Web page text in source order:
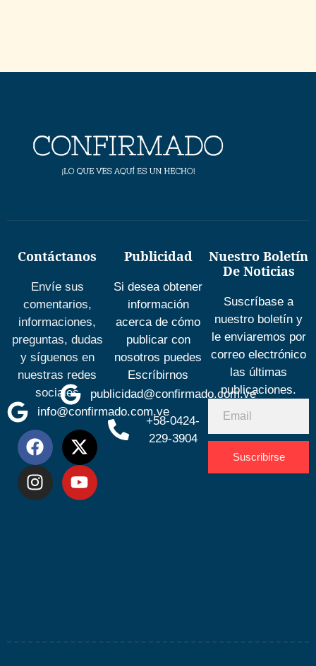
Contáctanos
Envíe sus
comentarios,
informaciones,
preguntas, dudas
y síguenos en
nuestras redes
sociales
info@confirmado.com.ve
Publicidad
Si desea obtener
información
acerca de cómo
publicar con
nosotros puedes
Escríbirnos
publicidad@confirmado.com.ve
+58-0424-
229-3904
Nuestro Boletín
De Noticias
Suscríbase a
nuestro boletín y
le enviaremos por
correo electrónico
las últimas
publicaciones.
Suscribirse